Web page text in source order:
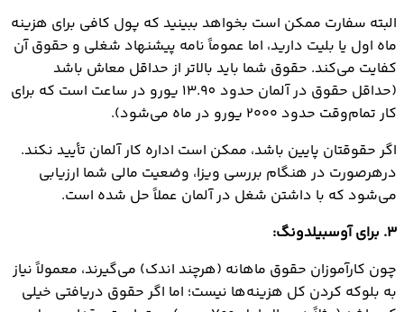
البته سفارت ممکن است بخواهد ببینید که پول کافی برای هزینه
ماه اول یا بلیت دارید، اما عموماً نامه پیشنهاد شغلی و حقوق آن
کفایت می‌کند. حقوق شما باید بالاتر از حداقل معاش باشد
(حداقل حقوق در آلمان حدود 13.90 یورو در ساعت است که برای
کار تمام‌وقت حدود ۲۰۰۰ یورو در ماه می‌شود).
اگر حقوقتان پایین باشد، ممکن است اداره کار آلمان تأیید نکند.
درهرصورت در هنگام بررسی ویزا، وضعیت مالی شما ارزیابی
می‌شود که با داشتن شغل در آلمان عملاً حل شده است.
3. برای آوسبیلدونگ:
چون کارآموزان حقوق ماهانه (هرچند اندک) می‌گیرند، معمولاً نیاز
به بلوکه کردن کل هزینه‌ها نیست؛ اما اگر حقوق دریافتی خیلی